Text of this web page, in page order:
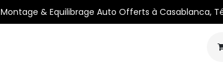
Montage & Equilibrage Auto Offerts à Casablanca,